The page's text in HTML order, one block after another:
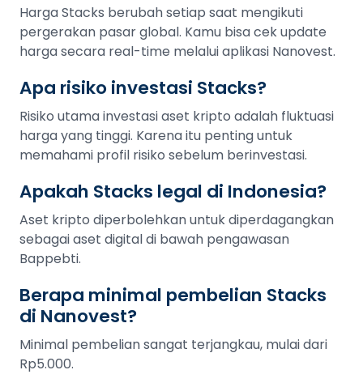
Harga Stacks berubah setiap saat mengikuti
pergerakan pasar global. Kamu bisa cek update
harga secara real-time melalui aplikasi Nanovest.
Apa risiko investasi Stacks?
Risiko utama investasi aset kripto adalah fluktuasi
harga yang tinggi. Karena itu penting untuk
memahami profil risiko sebelum berinvestasi.
Apakah Stacks legal di Indonesia?
Aset kripto diperbolehkan untuk diperdagangkan
sebagai aset digital di bawah pengawasan
Bappebti.
Berapa minimal pembelian Stacks
di Nanovest?
Minimal pembelian sangat terjangkau, mulai dari
Rp5.000.